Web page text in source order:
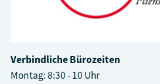
Verbindliche Bürozeiten
Montag: 8:30 - 10 Uhr